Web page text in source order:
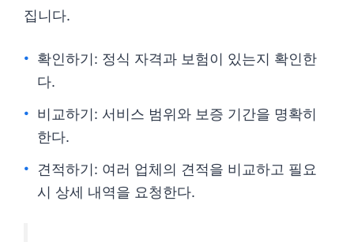
집니다.
확인하기: 정식 자격과 보험이 있는지 확인한
다.
비교하기: 서비스 범위와 보증 기간을 명확히
한다.
견적하기: 여러 업체의 견적을 비교하고 필요
시 상세 내역을 요청한다.